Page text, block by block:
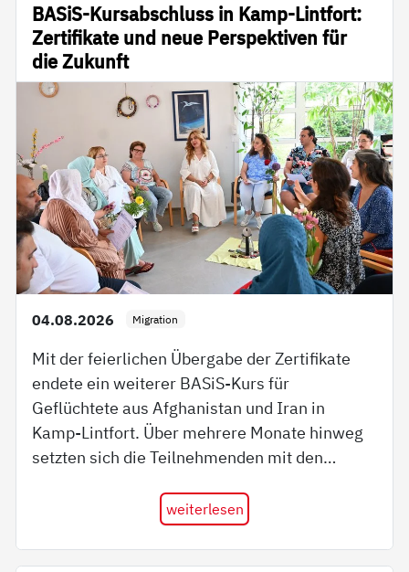
BASiS-Kursabschluss in Kamp-Lintfort:
Zertifikate und neue Perspektiven für
die Zukunft
04.08.2026 Migration
Mit der feierlichen Übergabe der Zertifikate
endete ein weiterer BASiS-Kurs für
Geflüchtete aus Afghanistan und Iran in
Kamp-Lintfort. Über mehrere Monate hinweg
setzten sich die Teilnehmenden mit den…
weiterlesen